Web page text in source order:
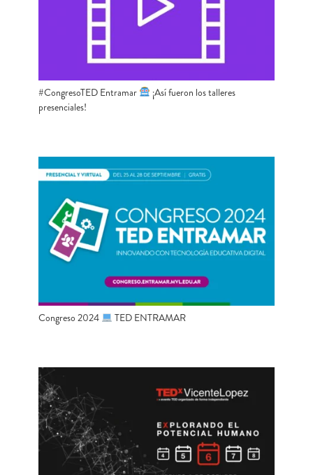
#CongresoTED Entramar
¡Así fueron los talleres
presenciales!
Congreso 2024 TED ENTRAMAR